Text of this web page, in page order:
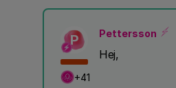
P
+41
Pettersson
Hej,